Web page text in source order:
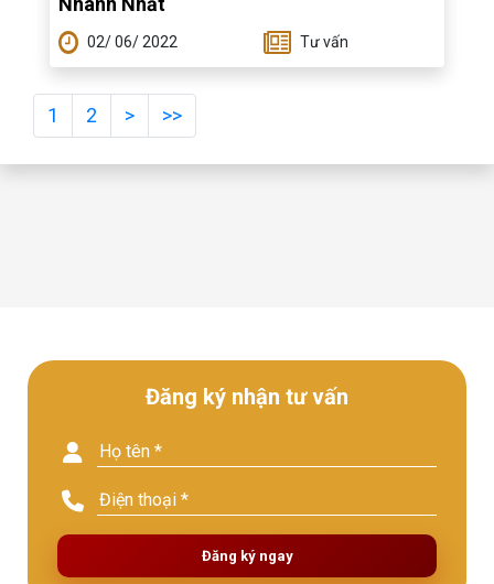
02/ 06/ 2022 Tư vấn
1 2 > >>
Đăng ký nhận tư vấn
Đăng ký ngay